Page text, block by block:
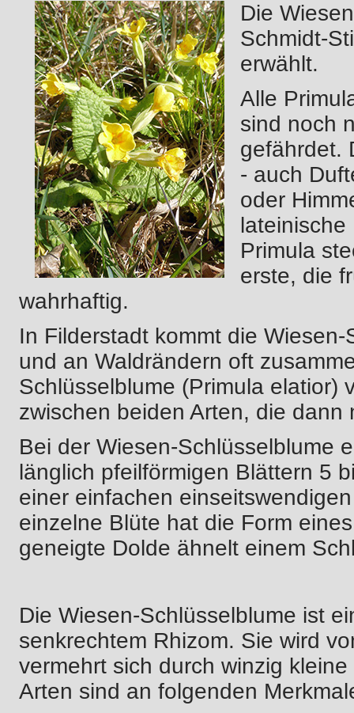
Die
Schmidt-
erwählt.
Alle
sind noch
gefährdet.
- auch
oder
lateinische
Primula
erste, die
wahrhaftig.
In Filderstadt kommt die
und an Waldrändern oft
Schlüsselblume (Primula elatior)
zwischen beiden Arten, die
Bei der Wiesen-Schlüsselblume
länglich pfeilförmigen Blättern 5
einer einfachen
einzelne Blüte hat die Form
geneigte Dolde ähnelt einem
Die Wiesen-Schlüsselblume ist
senkrechtem Rhizom. Sie wird
vermehrt sich durch winzig
Arten sind an folgenden